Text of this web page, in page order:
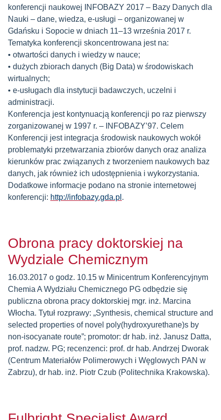
konferencji naukowej INFOBAZY 2017 – Bazy Danych dla
Nauki – dane, wiedza, e-usługi – organizowanej w
Gdańsku i Sopocie w dniach 11–13 września 2017 r.
Tematyka konferencji skoncentrowana jest na:
• otwartości danych i wiedzy w nauce;
• dużych zbiorach danych (Big Data) w środowiskach
wirtualnych;
• e-usługach dla instytucji badawczych, uczelni i
administracji.
Konferencja jest kontynuacją konferencji po raz pierwszy
zorganizowanej w 1997 r. – INFOBAZY’97. Celem
Konferencji jest integracja środowisk naukowych wokół
problematyki przetwarzania zbiorów danych oraz analiza
kierunków prac związanych z tworzeniem naukowych baz
danych, jak również ich udostępnienia i wykorzystania.
Dodatkowe informacje podano na stronie internetowej
konferencji: http://infobazy.gda.pl .
Obrona pracy doktorskiej na
Wydziale Chemicznym
16.03.2017 o godz. 10.15 w Minicentrum Konferencyjnym
Chemia A Wydziału Chemicznego PG odbędzie się
publiczna obrona pracy doktorskiej mgr. inż. Marcina
Włocha. Tytuł rozprawy: „Synthesis, chemical structure and
selected properties of novel poly(hydroxyurethane)s by
non-isocyanate route”; promotor: dr hab. inż. Janusz Datta,
prof. nadzw. PG; recenzenci: prof. dr hab. Andrzej Dworak
(Centrum Materiałów Polimerowych i Węglowych PAN w
Zabrzu), dr hab. inż. Piotr Czub (Politechnika Krakowska).